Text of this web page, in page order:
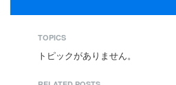
TOPICS
トピックがありません。